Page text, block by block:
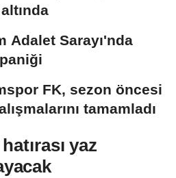
Adalet Sarayı'nda
FK, sezon öncesi
tamamladı
yaz